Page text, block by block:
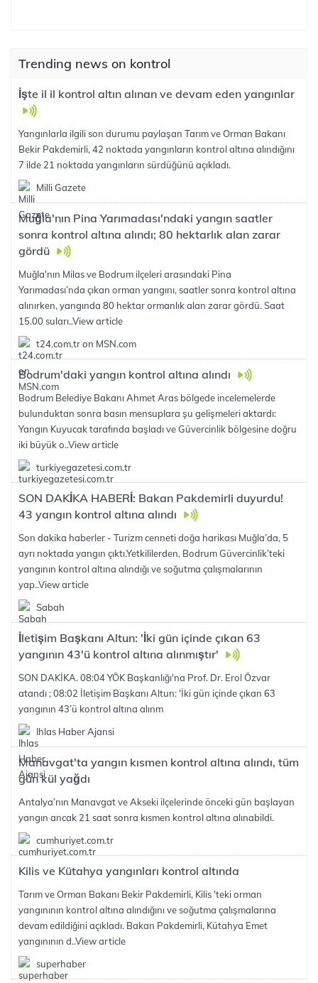
Trending news on kontrol
İşte il il kontrol altın alınan ve devam eden yangınlar
Yangınlarla ilgili son durumu paylaşan Tarım ve Orman Bakanı
Bekir Pakdemirli, 42 noktada yangınların kontrol altına alındığını
7 ilde 21 noktada yangınların sürdüğünü açıkladı.
Milli Gazete
Muğla'nın Pina Yarımadası'ndaki yangın saatler
sonra kontrol altına alındı; 80 hektarlık alan zarar
gördü
Muğla'nın Milas ve Bodrum ilçeleri arasındaki Pina
Yarımadası’nda çıkan orman yangını, saatler sonra kontrol altına
alınırken, yangında 80 hektar ormanlık alan zarar gördü. Saat
15.00 suları..View article
t24.com.tr on MSN.com
Bodrum'daki yangın kontrol altına alındı
Bodrum Belediye Bakanı Ahmet Aras bölgede incelemelerde
bulunduktan sonra basın mensuplara şu gelişmeleri aktardı:
Yangın Kuyucak tarafında başladı ve Güvercinlik bölgesine doğru
iki büyük o..View article
turkiyegazetesi.com.tr
SON DAKİKA HABERİ: Bakan Pakdemirli duyurdu!
43 yangın kontrol altına alındı
Son dakika haberler - Turizm cenneti doğa harikası Muğla’da, 5
ayrı noktada yangın çıktı.Yetkililerden, Bodrum Güvercinlik’teki
yangının kontrol altına alındığı ve soğutma çalışmalarının
yap..View article
Sabah
İletişim Başkanı Altun: 'İki gün içinde çıkan 63
yangının 43'ü kontrol altına alınmıştır'
SON DAKİKA. 08:04 YÖK Başkanlığı'na Prof. Dr. Erol Özvar
atandı ; 08:02 İletişim Başkanı Altun: 'İki gün içinde çıkan 63
yangının 43’ü kontrol altına alınm
Ihlas Haber Ajansi
Manavgat'ta yangın kısmen kontrol altına alındı, tüm
gün kül yağdı
Antalya’nın Manavgat ve Akseki ilçelerinde önceki gün başlayan
yangın ancak 21 saat sonra kısmen kontrol altına alınabildi.
cumhuriyet.com.tr
Kilis ve Kütahya yangınları kontrol altında
Tarım ve Orman Bakanı Bekir Pakdemirli, Kilis 'teki orman
yangınının kontrol altına alındığını ve soğutma çalışmalarına
devam edildiğini açıkladı. Bakan Pakdemirli, Kütahya Emet
yangınının d..View article
superhaber